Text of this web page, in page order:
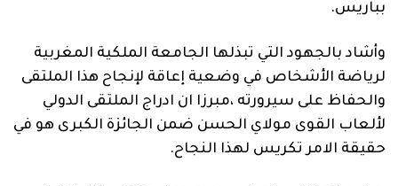
بباريس.
وأشاد بالجهود التي تبذلها الجامعة الملكية المغربية
لرياضة الأشخاص في وضعية إعاقة لإنجاح هذا الملتقى
والحفاظ على سيرورته ،مبرزا ان ادراج الملتقى الدولي
لألعاب القوى مولاي الحسن ضمن الجائزة الكبرى هو في
حقيقة الامر تكريس لهذا النجاح.